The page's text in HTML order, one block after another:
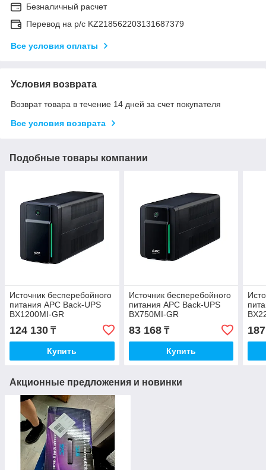
Безналичный расчет
Перевод на р/с KZ218562203131687379
Все условия оплаты
Условия возврата
Возврат товара в течение 14 дней за счет покупателя
Все условия возврата
Подобные товары компании
Источник бесперебойного
питания APC Back-UPS
BX1200MI-GR
124 130 ₸
Купить
Источник бесперебойного
питания APC Back-UPS
BX750MI-GR
83 168₸
Купить
Акционные предложения и новинки